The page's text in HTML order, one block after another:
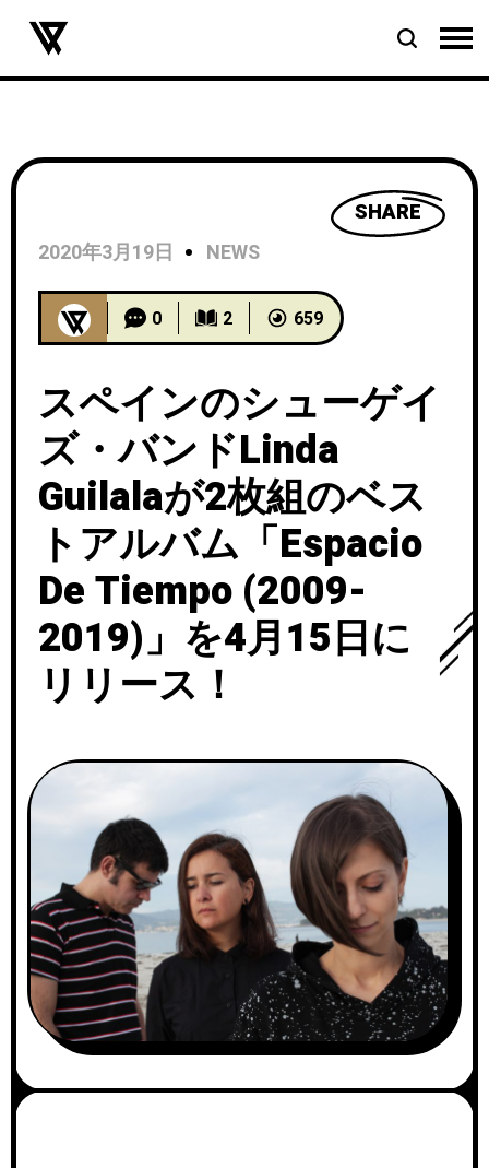
SHARE
2020年3月19日
NEWS
0 2 659
スペインのシューゲイ
ズ・バンドLinda
Guilalaが2枚組のベス
トアルバム「Espacio
De Tiempo (2009-
2019)」を4月15日に
リリース！